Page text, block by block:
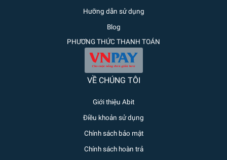
Hưỡng dẫn sử dụng
Blog
PHƯƠNG THỨC THANH TOÁN
VỀ CHÚNG TÔI
Giới thiệu Abit
Điều khoản sử dụng
Chính sách bảo mật
Chính sách hoàn trả